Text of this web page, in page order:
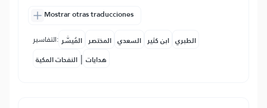
Mostrar otras traducciones
التفاسير: المُيسَّر المختصر السعدي ابن كثير الطبري
النفحات المكية | هدايات